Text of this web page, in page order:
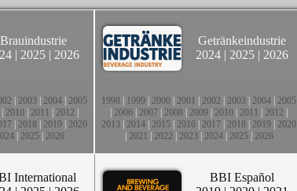
Brauindustrie
| 2025 | 2026
2003 2004 2005
2010 2011 2012
2018 2019 2020
| 2025| 2026
Getränkeindustrie
2024 | 2025 | 2026
1998 1999 2000 2001 2002 2003 2004 2005
2006 2007 2008 2009 2010 2011 2012
2013 2014 2015 2016 2017 2018 2019 2020
2021 2022 2023| 2024| 2025| 2026
International
BBI Español